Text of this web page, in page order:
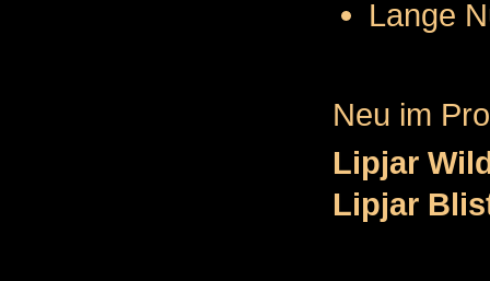
Lange
Neu im
Lipjar
Lipjar